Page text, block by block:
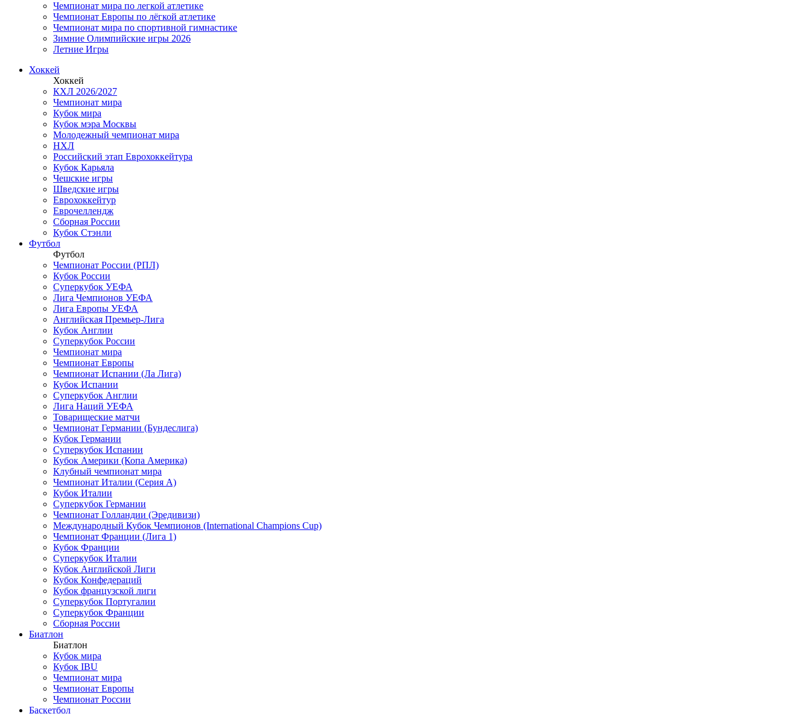
Чемпионат мира по легкой атлетике
Чемпионат Европы по лёгкой атлетике
Чемпионат мира по спортивной гимнастике
Зимние Олимпийские игры 2026
Летние Игры
Хоккей
Хоккей
КХЛ 2026/2027
Чемпионат мира
Кубок мира
Кубок мэра Москвы
Молодежный чемпионат мира
НХЛ
Российский этап Еврохоккейтура
Кубок Карьяла
Чешские игры
Шведские игры
Еврохоккейтур
Еврочеллендж
Сборная России
Кубок Стэнли
Футбол
Футбол
Чемпионат России (РПЛ)
Кубок России
Суперкубок УЕФА
Лига Чемпионов УЕФА
Лига Европы УЕФА
Английская Премьер-Лига
Кубок Англии
Суперкубок России
Чемпионат мира
Чемпионат Европы
Чемпионат Испании (Ла Лига)
Кубок Испании
Суперкубок Англии
Лига Наций УЕФА
Товарищеские матчи
Чемпионат Германии (Бундеслига)
Кубок Германии
Суперкубок Испании
Кубок Америки (Копа Америка)
Клубный чемпионат мира
Чемпионат Италии (Серия А)
Кубок Италии
Суперкубок Германии
Чемпионат Голландии (Эредивизи)
Международный Кубок Чемпионов (International Champions Cup)
Чемпионат Франции (Лига 1)
Кубок Франции
Суперкубок Италии
Кубок Английской Лиги
Кубок Конфедераций
Кубок французской лиги
Суперкубок Португалии
Суперкубок Франции
Сборная России
Биатлон
Биатлон
Кубок мира
Кубок IBU
Чемпионат мира
Чемпионат Европы
Чемпионат России
Баскетбол